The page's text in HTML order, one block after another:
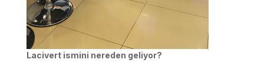
Lacivert ismini nereden geliyor?